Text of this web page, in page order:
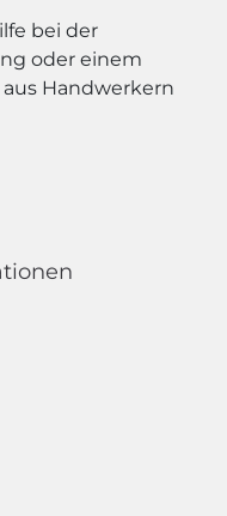
bei der
oder einem
Handwerkern